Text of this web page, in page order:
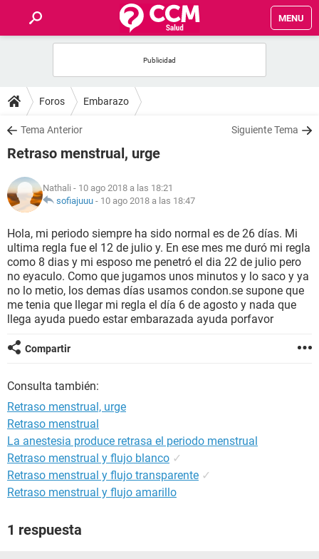
MENU
FOROS
SALUD
NUTRICIÓN
BIENESTAR
SEXUALIDAD
GLOSARIO
Foros Embarazo
Tema Anterior Siguiente Tema
Retraso menstrual, urge
Nathali - 10 ago 2018 a las 18:21
sofiajuuu - 10 ago 2018 a las 18:47
Hola, mi periodo siempre ha sido normal es de 26 días. Mi
ultima regla fue el 12 de julio y. En ese mes me duró mi regla
como 8 dias y mi esposo me penetró el dia 22 de julio pero
no eyaculo. Como que jugamos unos minutos y lo saco y ya
no lo metio, los demas días usamos condon.se supone que
me tenia que llegar mi regla el día 6 de agosto y nada que
llega ayuda puedo estar embarazada ayuda porfavor
Compartir
Consulta también:
Retraso menstrual, urge
Retraso menstrual
La anestesia produce retrasa el periodo menstrual
Retraso menstrual y flujo blanco ✓
Retraso menstrual y flujo transparente ✓
Retraso menstrual y flujo amarillo
1 respuesta